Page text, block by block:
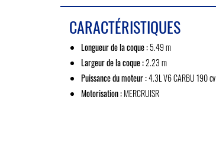
CARACTÉRISTIQUES
Longueur de la coque :5.49 m
Largeur de la coque :2.23 m
Puissance du moteur :4.3L V6 CARBU 190 cv
Motorisation :MERCRUISR